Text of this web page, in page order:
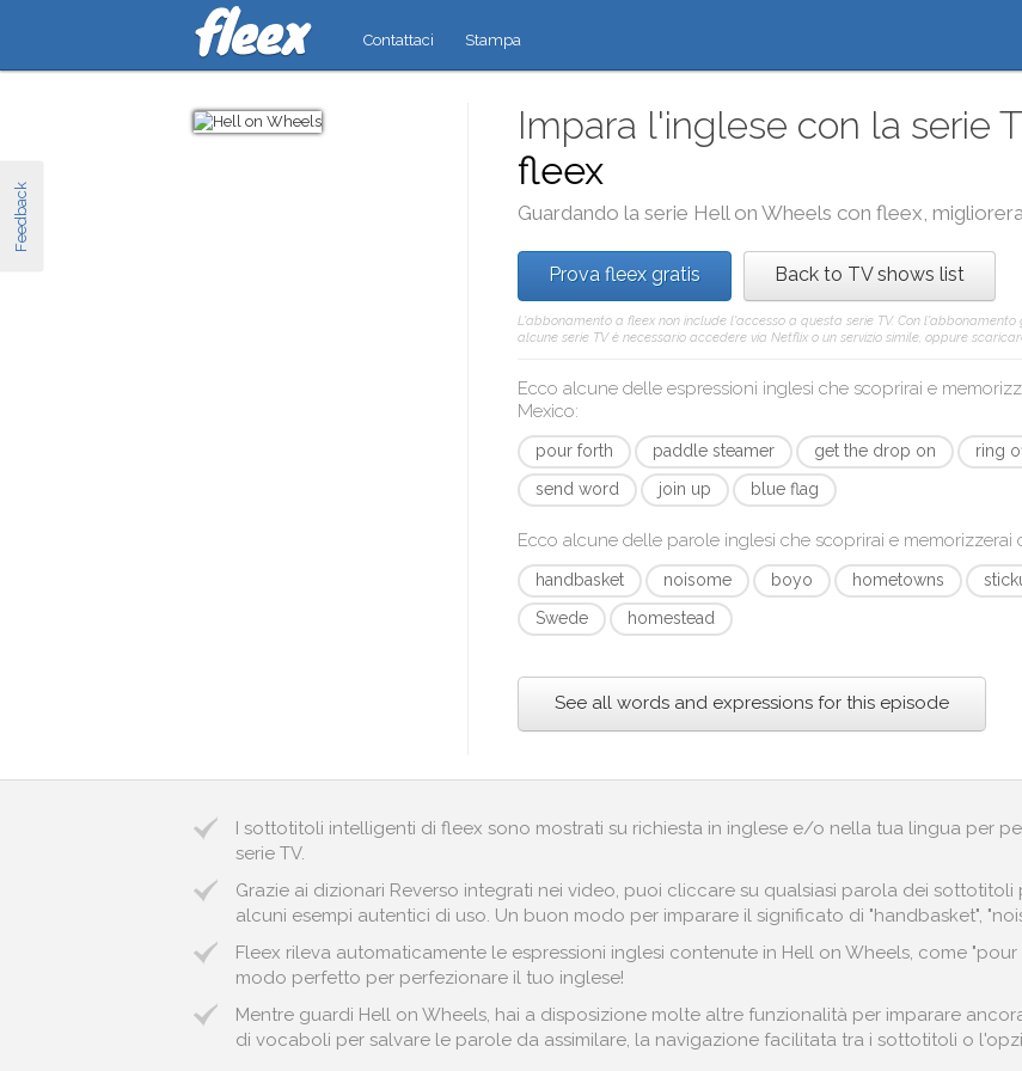
Feedback
Contattaci Stampa
Impara l'inglese con la serie
fleex
Guardando la serie Hell on Wheels con fleex,
Prova fleex gratis Back to TV shows list
L'abbonamento a fleex non include l'accesso a questa serie TV. Con
alcune serie TV è necessario accedere via Netflix o un servizio simile, oppure
Ecco alcune delle espressioni inglesi che scoprirai e
Mexico:
pour forth paddle steamer get the drop on ring
send word
join up blue flag
Ecco alcune delle parole inglesi che scoprirai e memorizzerai
handbasket noisome boyo hometowns
Swede
homestead
See all words and expressions for this episode
I sottotitoli intelligenti di fleex sono mostrati su richiesta in inglese e/o nella tua lingua per
serie TV.
Grazie ai dizionari Reverso integrati nei video, puoi cliccare su qualsiasi parola dei
alcuni esempi autentici di uso. Un buon modo per imparare il significato di "handbasket",
Fleex rileva automaticamente le espressioni inglesi contenute in Hell on Wheels, come
modo perfetto per perfezionare il tuo inglese!
Mentre guardi Hell on Wheels, hai a disposizione molte altre funzionalità per imparare
di vocaboli per salvare le parole da assimilare, la navigazione facilitata tra i sottotitoli o